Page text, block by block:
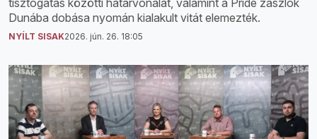
tisztogatás közötti határvonalat, valamint a Pride zászlók
Dunába dobása nyomán kialakult vitát elemezték.
NYÍLT SISAK2026. jún. 26. 18:05